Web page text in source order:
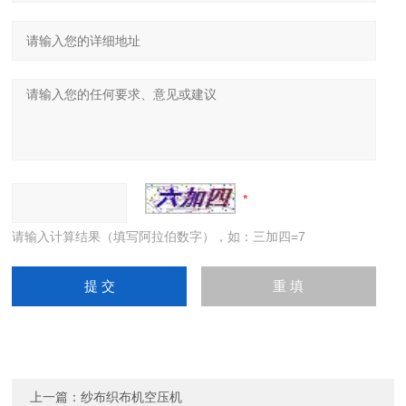
请输入计算结果（填写阿拉伯数字），如：三加四=7
上一篇：纱布织布机空压机